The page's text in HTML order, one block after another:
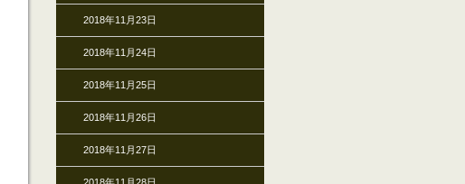
2018年11月23日
2018年11月24日
2018年11月25日
2018年11月26日
2018年11月27日